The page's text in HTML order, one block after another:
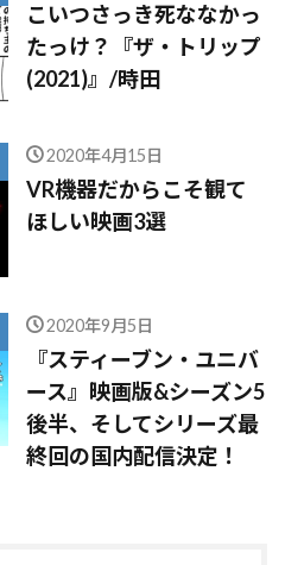
こいつさっき死ななかっ
たっけ？『ザ・トリップ
(2021)』/時田
2020年4月15日
VR機器だからこそ観て
ほしい映画3選
2020年9月5日
『スティーブン・ユニバ
ース』映画版&シーズン5
後半、そしてシリーズ最
終回の国内配信決定！